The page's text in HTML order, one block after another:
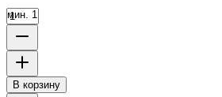
мин. 1
В корзину